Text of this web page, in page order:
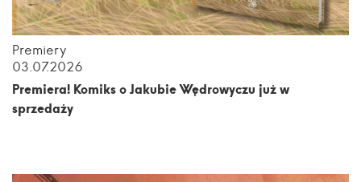
Premiery
03.07.2026
Premiera! Komiks o Jakubie Wędrowyczu już w
sprzedaży